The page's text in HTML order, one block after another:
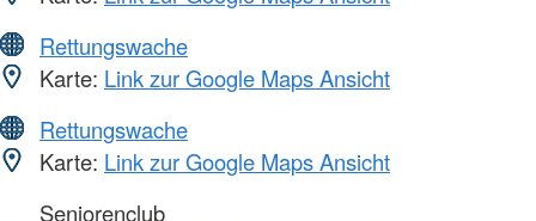
Rettungswache
Karte: Link zur Google Maps Ansicht
Rettungswache
Karte: Link zur Google Maps Ansicht
Seniorenclub